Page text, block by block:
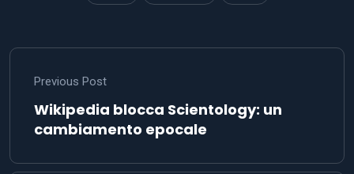
Previous Post
Wikipedia blocca Scientology: un
cambiamento epocale